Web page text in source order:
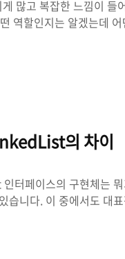
고 복잡한 느낌이 들
역할인지는 알겠는데
Collection 인터페이스
이 Collection의
의 차이
터페이스의 구현체는
니다. 이 중에서도 대
관리한다는 점에서 배열
는 클래스이기 때문